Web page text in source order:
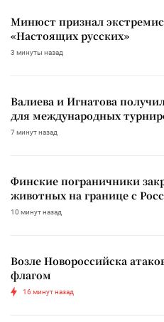
Минюст признал
«Настоящих русских»
3 минуты назад
Валиева и Игнатова
для международных
7 минут назад
Финские пограничники
животных на границе с
10 минут назад
Возле Новороссийска
флагом
16 минут назад